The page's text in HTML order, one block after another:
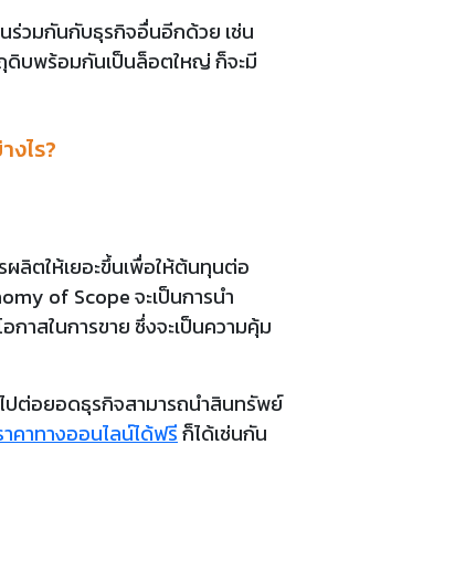
ร่วมกันกับธุรกิจอื่นอีกด้วย เช่น
ดิบพร้อมกันเป็นล็อตใหญ่ ก็จะมี
ไร?
ผลิตให้เยอะขึ้นเพื่อให้ต้นทุนต่อ
of Scope จะเป็นการนำ
าสในการขาย ซึ่งจะเป็นความคุ้ม
ปต่อยอดธุรกิจสามารถนำสินทรัพย์
าคาทางออนไลน์ได้ฟรีก็ได้เช่นกัน